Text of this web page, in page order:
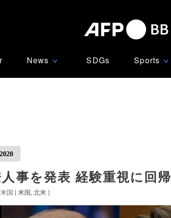
News ∨ SDGs Sports ∨
事を発表 経験重視に回帰
国 [ 米国 北米 ]